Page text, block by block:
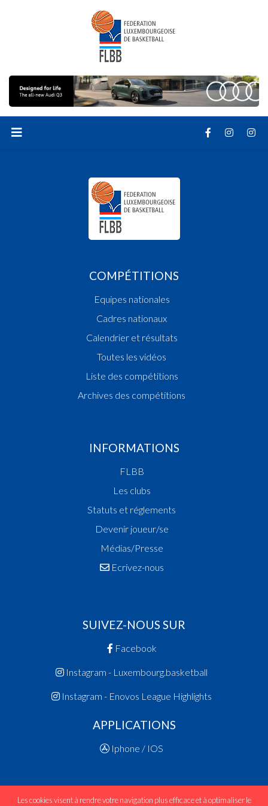
COMPÉTITIONS
Equipes nationales
Cadres nationaux
Calendrier et résultats
Toutes les vidéos
Liste des compétitions
Archives des compétitions
INFORMATIONS
FLBB
Les clubs
Statuts et réglements
Devenir joueur/se
Médias/Presse
Ecrivez-nous
SUIVEZ-NOUS SUR
Facebook
Instagram - Luxembourg.basketball
Instagram - Enovos League Highlights
APPLICATIONS
Iphone / IOS
Les cookies visent à rendre votre navigation plus efficace et à optimaliser le